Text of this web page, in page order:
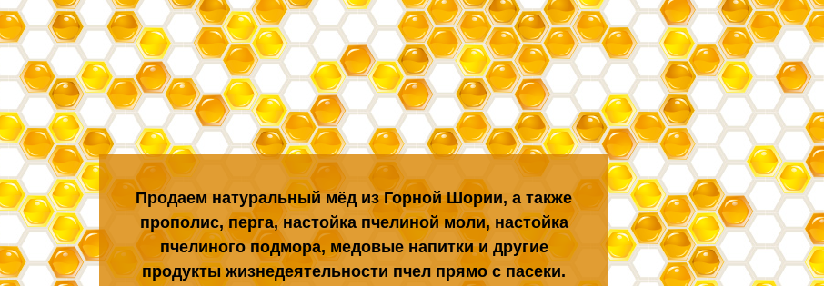
Продаем натуральный мёд из Горной Шории, а также
прополис, перга, настойка пчелиной моли, настойка
пчелиного подмора, медовые напитки и другие
продукты жизнедеятельности пчел прямо с пасеки.